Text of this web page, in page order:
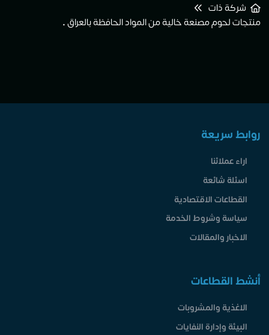
شركة ذات
منتجات لحوم مصنعة خالية من المواد الحافظة بالعراق •
روابط سريعة
اراء عملائنا
اسئلة شائعة
القطاعات الاقتصادية
سياسة وشروط الخدمة
الاخبار والمقالات
أنشط القطاعات
الاغذية والمشروبات
البيئة وإدارة النفايات